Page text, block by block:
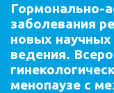
Гормонально-
заболевания
новых научных
ведения.
менопаузе с